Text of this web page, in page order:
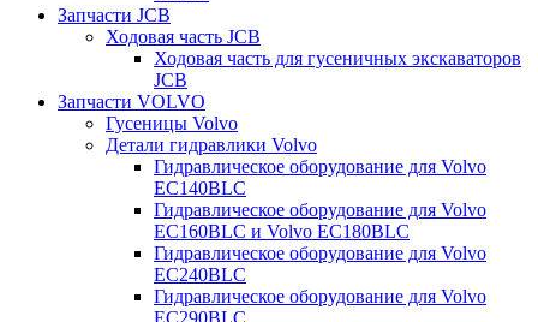
Запчасти JCB
Ходовая часть JCB
Ходовая часть для гусеничных экскаваторов
JCB
Запчасти VOLVO
Гусеницы Volvo
Детали гидравлики Volvo
Гидравлическое оборудование для Volvo
EC140BLC
Гидравлическое оборудование для Volvo
EC160BLC и Volvo EC180BLC
Гидравлическое оборудование для Volvo
EC240BLC
Гидравлическое оборудование для Volvo
EC290BLC